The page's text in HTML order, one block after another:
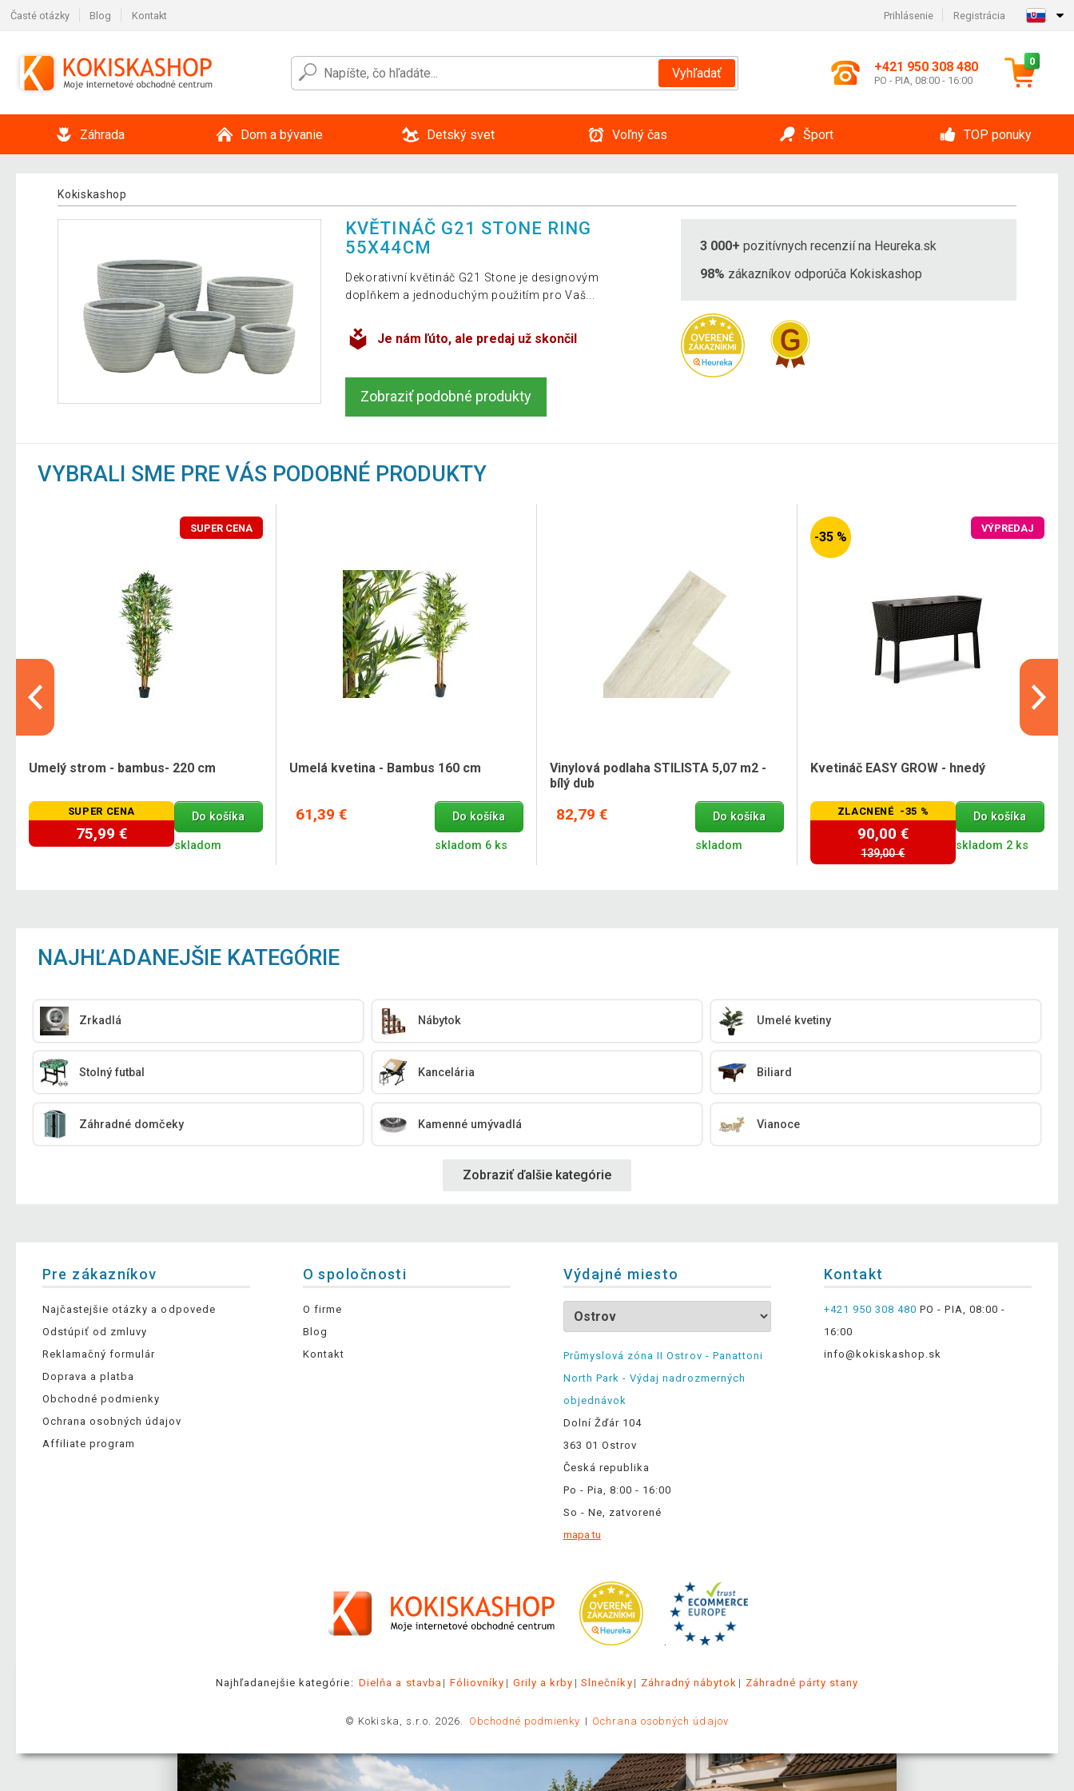
Časté otázky Blog Kontakt Prihlásenie Registrácia
Vyhľadať +421 950 308 480
PO - PIA, 08:00 - 16:00
0
Záhrada Dom a bývanie Detský svet Voľný čas Šport TOP ponuky
Kokiskashop
KVĚTINÁČ G21 STONE RING
55X44CM
Dekorativní květináč G21 Stone je designovým
doplňkem a jednoduchým použitím pro Vaš...
Je nám ľúto, ale predaj už skončil
Zobraziť podobné produkty
3 000+ pozitívnych recenzií na Heureka.sk
98% zákazníkov odporúča Kokiskashop
VYBRALI SME PRE VÁS PODOBNÉ PRODUKTY
SUPER CENA
Umelý strom - bambus- 220 cm
SUPER CENA
75,99 €
Do košíka
skladom
Umelá kvetina - Bambus 160 cm
61,39 € Do košíka
skladom 6 ks
Vinylová podlaha STILISTA 5,07 m2 -
bílý dub
82,79 € Do košíka
skladom
-35 %
VÝPREDAJ
Kvetináč EASY GROW - hnedý
ZLACNENÉ -35 %
90,00 €
139,00 €
Do košíka
skladom 2 ks
NAJHĽADANEJŠIE KATEGÓRIE
Zrkadlá Nábytok Umelé kvetiny
Stolný futbal Kancelária Biliard
Záhradné domčeky Kamenné umývadlá Vianoce
Zobraziť ďalšie kategórie
Pre zákazníkov
Najčastejšie otázky a odpovede
Odstúpiť od zmluvy
Reklamačný formulár
Doprava a platba
Obchodné podmienky
Ochrana osobných údajov
Affiliate program
O spoločnosti
O firme
Blog
Kontakt
Výdajné miesto
Průmyslová zóna II Ostrov - Panattoni
North Park - Výdaj nadrozmerných
objednávok
Dolní Žďár 104
363 01 Ostrov
Česká republika
Po - Pia, 8:00 - 16:00
So - Ne, zatvorené
mapa tu
Kontakt
+421 950 308 480 PO - PIA, 08:00 -
16:00
info@kokiskashop.sk
.
Najhľadanejšie kategórie: Dielňa a stavba Fóliovníky Grily a krby Slnečníky Záhradný nábytok Záhradné párty stany
© Kokiska, s.r.o. 2026. Obchodné podmienky Ochrana osobných údajov